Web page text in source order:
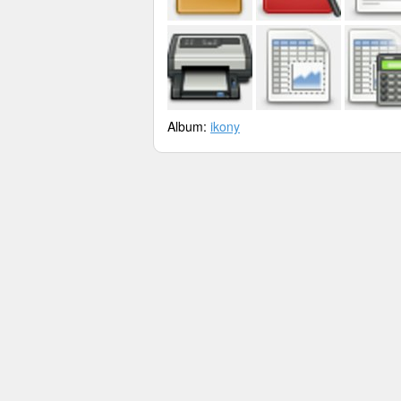
Album: ikony